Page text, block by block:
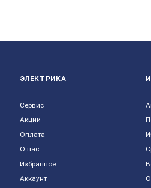
ЭЛЕКТРИКА
Сервис
Акции
Оплата
О нас
Избранное
Аккаунт